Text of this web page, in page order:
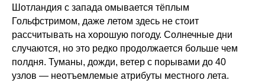
Шотландия с запада омывается тёплым
Гольфстримом, даже летом здесь не стоит
рассчитывать на хорошую погоду. Солнечные дни
случаются, но это редко продолжается больше чем
полдня. Туманы, дожди, ветер с порывами до 40
узлов — неотъемлемые атрибуты местного лета.